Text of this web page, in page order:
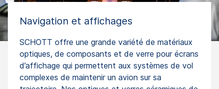
Navigation et affichages
SCHOTT offre une grande variété de matériaux
optiques, de composants et de verre pour écrans
d’affichage qui permettent aux systèmes de vol
complexes de maintenir un avion sur sa